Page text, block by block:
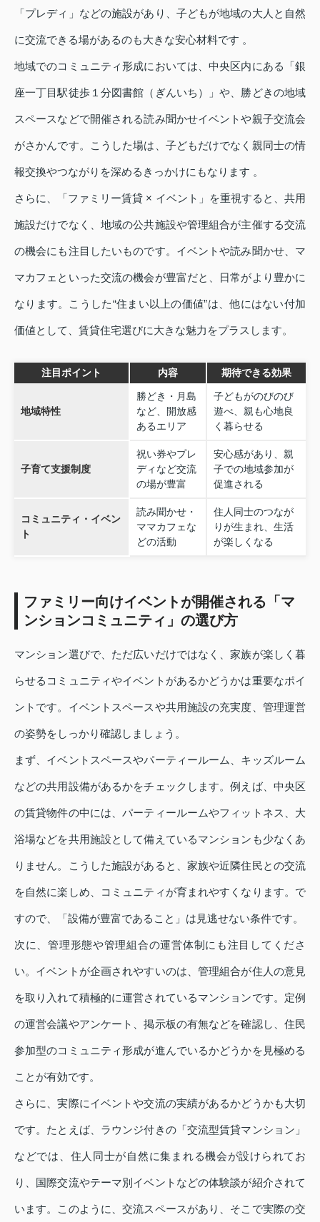
「プレディ」などの施設があり、子どもが地域の大人と自然
に交流できる場があるのも大きな安心材料です 。
地域でのコミュニティ形成においては、中央区内にある「銀
座一丁目駅徒歩１分図書館（ぎんいち）」や、勝どきの地域
スペースなどで開催される読み聞かせイベントや親子交流会
がさかんです。こうした場は、子どもだけでなく親同士の情
報交換やつながりを深めるきっかけにもなります 。
さらに、「ファミリー賃貸 × イベント」を重視すると、共用
施設だけでなく、地域の公共施設や管理組合が主催する交流
の機会にも注目したいものです。イベントや読み聞かせ、マ
マカフェといった交流の機会が豊富だと、日常がより豊かに
なります。こうした“住まい以上の価値”は、他にはない付加
価値として、賃貸住宅選びに大きな魅力をプラスします。
注目ポイント 内容 期待できる効果
地域特性
勝どき・月島
など、開放感
あるエリア
子どもがのびのび
遊べ、親も心地良
く暮らせる
子育て支援制度
祝い券やプレ
ディなど交流
の場が豊富
安心感があり、親
子での地域参加が
促進される
コミュニティ・イベン
ト
読み聞かせ・
ママカフェな
どの活動
住人同士のつなが
りが生まれ、生活
が楽しくなる
ファミリー向けイベントが開催される「マ
ンションコミュニティ」の選び方
マンション選びで、ただ広いだけではなく、家族が楽しく暮
らせるコミュニティやイベントがあるかどうかは重要なポイ
ントです。イベントスペースや共用施設の充実度、管理運営
の姿勢をしっかり確認しましょう。
まず、イベントスペースやパーティールーム、キッズルーム
などの共用設備があるかをチェックします。例えば、中央区
の賃貸物件の中には、パーティールームやフィットネス、大
浴場などを共用施設として備えているマンションも少なくあ
りません。こうした施設があると、家族や近隣住民との交流
を自然に楽しめ、コミュニティが育まれやすくなります。で
すので、「設備が豊富であること」は見逃せない条件です。
次に、管理形態や管理組合の運営体制にも注目してくださ
い。イベントが企画されやすいのは、管理組合が住人の意見
を取り入れて積極的に運営されているマンションです。定例
の運営会議やアンケート、掲示板の有無などを確認し、住民
参加型のコミュニティ形成が進んでいるかどうかを見極める
ことが有効です。
さらに、実際にイベントや交流の実績があるかどうかも大切
です。たとえば、ラウンジ付きの「交流型賃貸マンション」
などでは、住人同士が自然に集まれる機会が設けられてお
り、国際交流やテーマ別イベントなどの体験談が紹介されて
います。このように、交流スペースがあり、そこで実際の交